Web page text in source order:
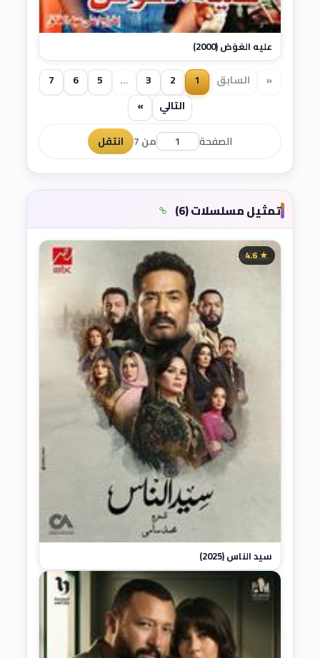
عليه العَوَض (2000)
« السابق 1
2
3
...
5
6
7
التالي
»
الصفحة
من 7 انتقل
تمثيل مسلسلات (6)
★ 4.6
سيد الناس (2025)